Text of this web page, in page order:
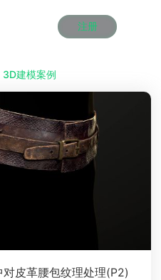
注册
3D建模案例
皮革腰包纹理处理(P2)